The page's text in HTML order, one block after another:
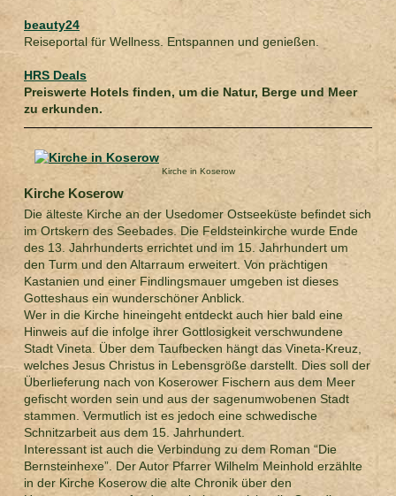
beauty24
Reiseportal für Wellness. Entspannen und genießen.
HRS Deals
Preiswerte Hotels finden, um die Natur, Berge und Meer
zu erkunden.
Kirche in Koserow
Kirche Koserow
Die älteste Kirche an der Usedomer Ostseeküste befindet sich
im Ortskern des Seebades. Die Feldsteinkirche wurde Ende
des 13. Jahrhunderts errichtet und im 15. Jahrhundert um
den Turm und den Altarraum erweitert. Von prächtigen
Kastanien und einer Findlingsmauer umgeben ist dieses
Gotteshaus ein wunderschöner Anblick.
Wer in die Kirche hineingeht entdeckt auch hier bald eine
Hinweis auf die infolge ihrer Gottlosigkeit verschwundene
Stadt Vineta. Über dem Taufbecken hängt das Vineta-Kreuz,
welches Jesus Christus in Lebensgröße darstellt. Dies soll der
Überlieferung nach von Koserower Fischern aus dem Meer
gefischt worden sein und aus der sagenumwobenen Stadt
stammen. Vermutlich ist es jedoch eine schwedische
Schnitzarbeit aus dem 15. Jahrhundert.
Interessant ist auch die Verbindung zu dem Roman “Die
Bernsteinhexe”. Der Autor Pfarrer Wilhelm Meinhold erzählte
in der Kirche Koserow die alte Chronik über den